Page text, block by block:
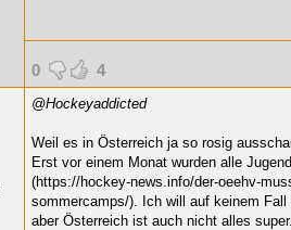
0 4
@Hockeyaddicted
Weil es in Österreich ja so rosig
Erst vor einem Monat wurden alle
(https://hockey-news.info/der-oeehv-
sommercamps/). Ich will auf keinem
aber Österreich ist auch nicht alles